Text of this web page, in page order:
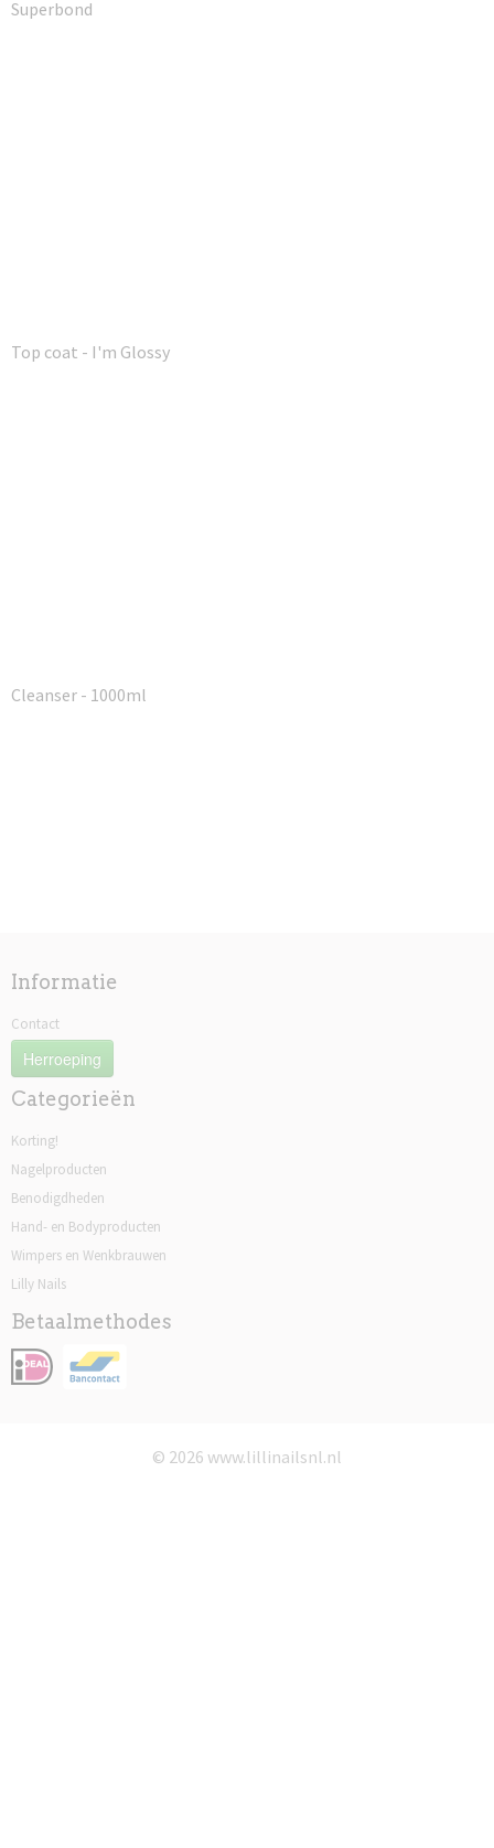
Superbond
Top coat - I'm Glossy
Cleanser - 1000ml
Informatie
Contact
Herroeping
Categorieën
Korting!
Nagelproducten
Benodigdheden
Hand- en Bodyproducten
Wimpers en Wenkbrauwen
Lilly Nails
Betaalmethodes
© 2026 www.lillinailsnl.nl